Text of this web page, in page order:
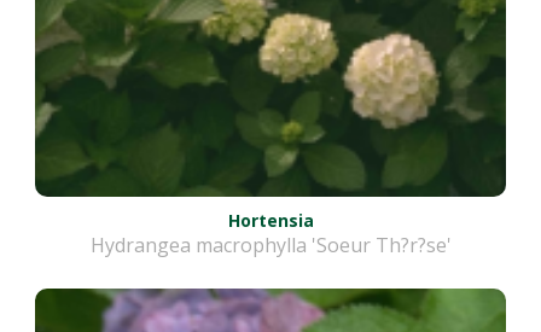
Hortensia
Hydrangea macrophylla 'Soeur Th?r?se'